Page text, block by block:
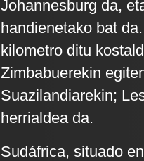
Johannesburg da,
handienetako bat
kilometro ditu
Zimbabuerekin
Suazilandiarekin;
herrialdea da.
Sudáfrica, situado